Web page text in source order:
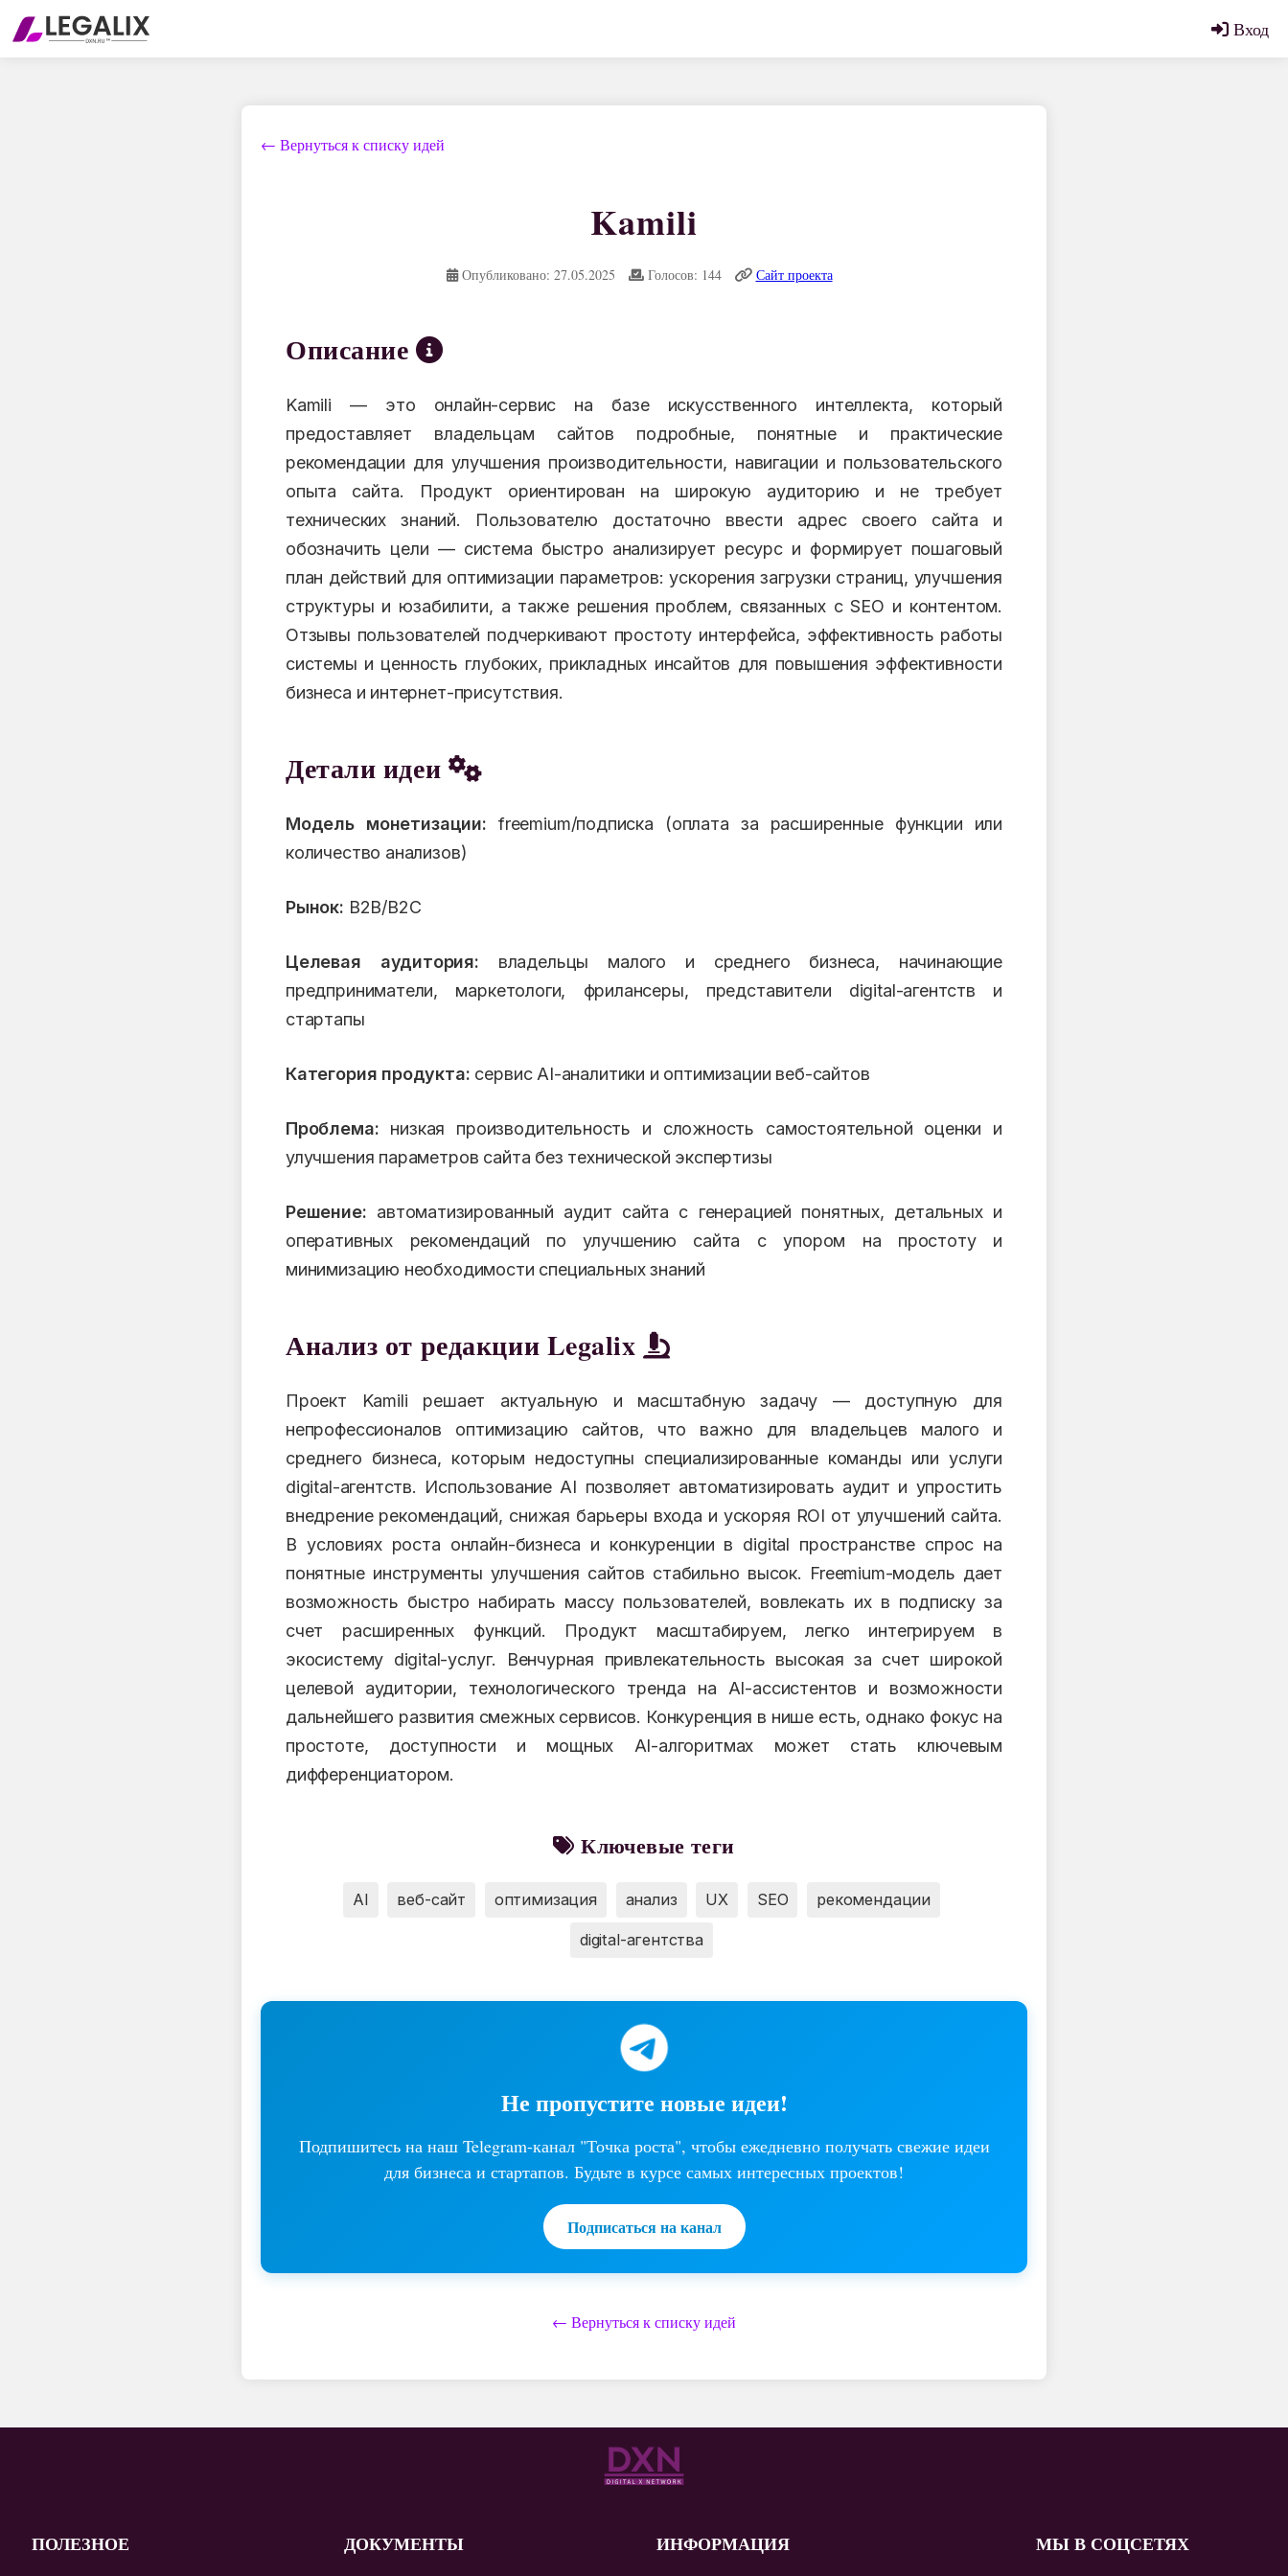
Вход
← Вернуться к списку идей
Kamili
Опубликовано: 27.05.2025 Голосов: 144 Сайт проекта
Описание
Kamili — это онлайн-сервис на базе искусственного интеллекта, который
предоставляет владельцам сайтов подробные, понятные и практические
рекомендации для улучшения производительности, навигации и пользовательского
опыта сайта. Продукт ориентирован на широкую аудиторию и не требует
технических знаний. Пользователю достаточно ввести адрес своего сайта и
обозначить цели — система быстро анализирует ресурс и формирует пошаговый
план действий для оптимизации параметров: ускорения загрузки страниц, улучшения
структуры и юзабилити, а также решения проблем, связанных с SEO и контентом.
Отзывы пользователей подчеркивают простоту интерфейса, эффективность работы
системы и ценность глубоких, прикладных инсайтов для повышения эффективности
бизнеса и интернет-присутствия.
Детали идеи
Модель монетизации: freemium/подписка (оплата за расширенные функции или
количество анализов)
Рынок: B2B/B2C
Целевая аудитория: владельцы малого и среднего бизнеса, начинающие
предприниматели, маркетологи, фрилансеры, представители digital-агентств и
стартапы
Категория продукта: сервис AI-аналитики и оптимизации веб-сайтов
Проблема: низкая производительность и сложность самостоятельной оценки и
улучшения параметров сайта без технической экспертизы
Решение: автоматизированный аудит сайта с генерацией понятных, детальных и
оперативных рекомендаций по улучшению сайта с упором на простоту и
минимизацию необходимости специальных знаний
Анализ от редакции Legalix
Проект Kamili решает актуальную и масштабную задачу — доступную для
непрофессионалов оптимизацию сайтов, что важно для владельцев малого и
среднего бизнеса, которым недоступны специализированные команды или услуги
digital-агентств. Использование AI позволяет автоматизировать аудит и упростить
внедрение рекомендаций, снижая барьеры входа и ускоряя ROI от улучшений сайта.
В условиях роста онлайн-бизнеса и конкуренции в digital пространстве спрос на
понятные инструменты улучшения сайтов стабильно высок. Freemium-модель дает
возможность быстро набирать массу пользователей, вовлекать их в подписку за
счет расширенных функций. Продукт масштабируем, легко интегрируем в
экосистему digital-услуг. Венчурная привлекательность высокая за счет широкой
целевой аудитории, технологического тренда на AI-ассистентов и возможности
дальнейшего развития смежных сервисов. Конкуренция в нише есть, однако фокус на
простоте, доступности и мощных AI-алгоритмах может стать ключевым
дифференциатором.
Ключевые теги
AI веб-сайт оптимизация анализ UX SEO рекомендации
digital-агентства
Не пропустите новые идеи!
Подпишитесь на наш Telegram-канал "Точка роста", чтобы ежедневно получать свежие идеи
для бизнеса и стартапов. Будьте в курсе самых интересных проектов!
Подписаться на канал
← Вернуться к списку идей
ПОЛЕЗНОЕ ДОКУМЕНТЫ ИНФОРМАЦИЯ МЫ В СОЦСЕТЯХ